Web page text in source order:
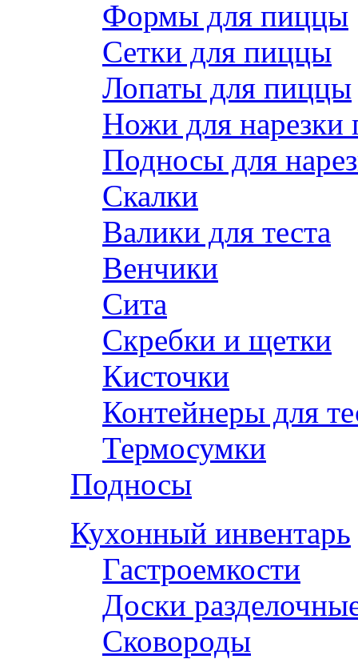
Формы для пиццы
Сетки для пиццы
Лопаты для пиццы
Ножи для нарезки
Подносы для
Скалки
Валики для теста
Венчики
Сита
Скребки и щетки
Кисточки
Контейнеры для
Термосумки
Подносы
Кухонный инвентарь
Гастроемкости
Доски
Сковороды